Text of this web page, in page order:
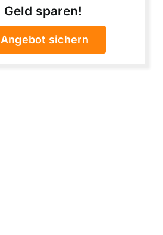
Geld sparen!
sichern